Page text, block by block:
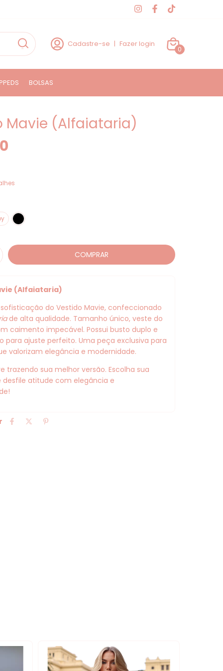
Cadastre-se | Fazer login
0
BOLSAS
Mavie (Alfaiataria)
(Alfaiataria)
do Vestido Mavie, confeccionado
de alta qualidade. Tamanho único, veste do
caimento impecável. Possui busto duplo e
para ajuste perfeito. Uma peça exclusiva para
valorizam elegância e modernidade.
trazendo sua melhor versão. Escolha sua
desfile atitude com elegância e